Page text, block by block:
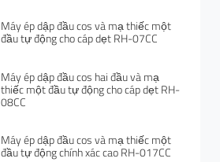
Máy ép dập đầu cos và mạ thiếc một
đầu tự động cho cáp dẹt RH-07CC
Máy ép dập đầu cos hai đầu và mạ
thiếc một đầu tự động cho cáp dẹt RH-
08CC
Máy ép dập đầu cos và mạ thiếc một
đầu tự động chính xác cao RH-017CC